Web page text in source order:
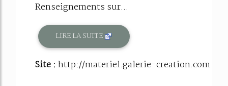
Renseignements sur...
LIRE LA SUITE
Site : http://materiel.galerie-creation.com